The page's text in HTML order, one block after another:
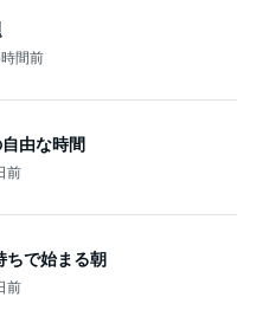
間前
由な時間
前
ちで始まる朝
前